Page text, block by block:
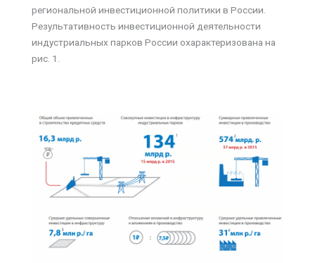
региональной инвестиционной политики в России.
Результативность инвестиционной деятельности
индустриальных парков России охарактеризована на
рис. 1.